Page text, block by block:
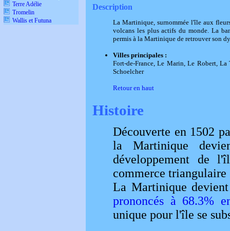
Terre Adélie
Tromelin
Wallis et Futuna
Description
La Martinique, surnommée l'île aux
volcans les plus actifs du monde. La
permis à la Martinique de retrouver son
Villes principales :
Fort-de-France, Le Marin, Le Robert,
Schoelcher
Retour en haut
Histoire
Découverte en 1502
la Martinique
développement de
commerce
La Martinique
prononcés à 68.3%
unique pour l'île se